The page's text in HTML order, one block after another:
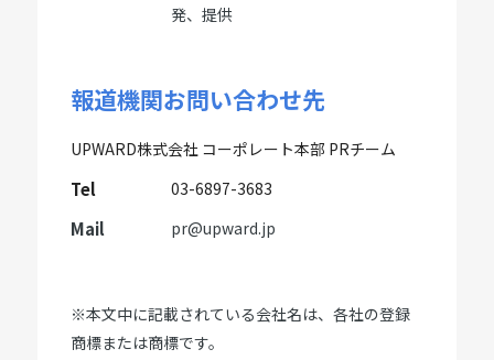
発、提供
報道機関お問い合わせ先
UPWARD株式会社 コーポレート本部 PRチーム
Tel 03-6897-3683
Mail pr@upward.jp
※本文中に記載されている会社名は、各社の登録
商標または商標です。